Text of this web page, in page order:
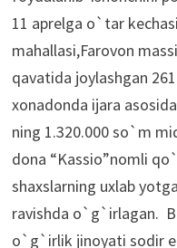
11 aprelga o`tar
mahallasi,Farovon
qavatida joylashgan
xonadonda ijara
ning 1.320.000 so`m
dona “Kassio”nomli
shaxslarning uxlab
ravishda o`g`irlagan.
o`g`irlik jinoyati sodir